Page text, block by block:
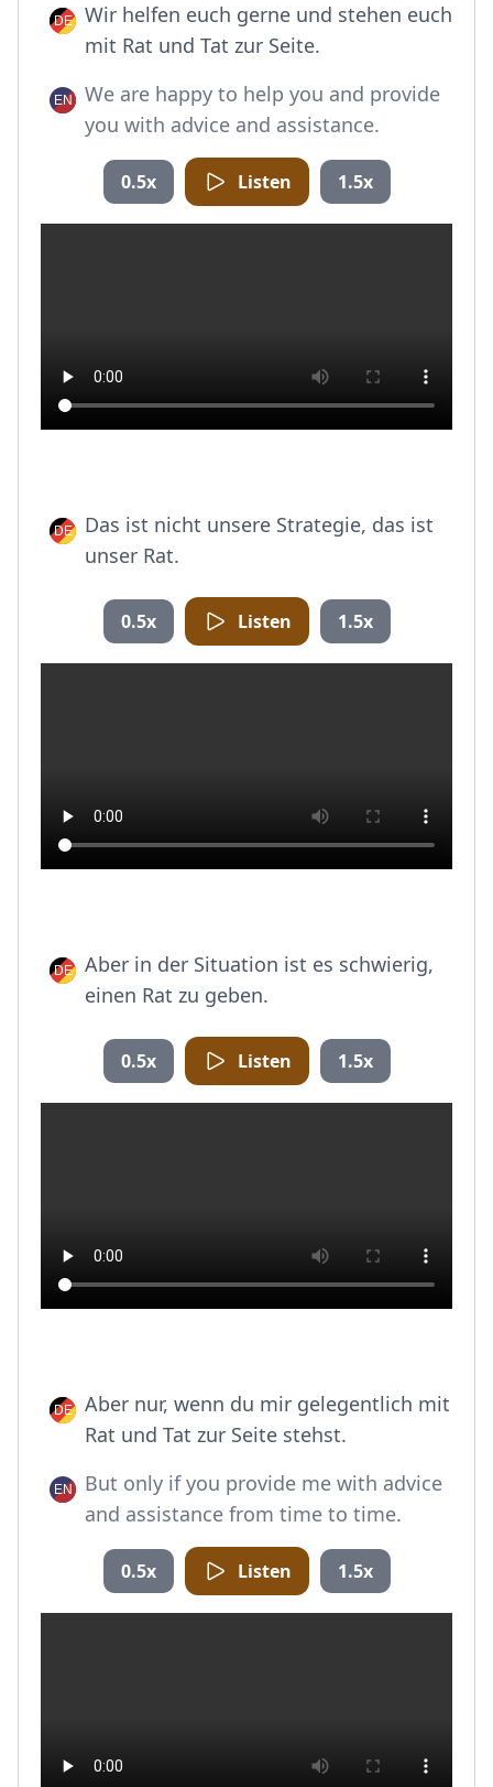
Wir helfen euch gerne und stehen euch
mit Rat und Tat zur Seite.
We are happy to help you and provide
you with advice and assistance.
0.5x Listen 1.5x
Das ist nicht unsere Strategie, das ist
unser Rat.
0.5x Listen 1.5x
Aber in der Situation ist es schwierig,
einen Rat zu geben.
0.5x Listen 1.5x
Aber nur, wenn du mir gelegentlich mit
Rat und Tat zur Seite stehst.
But only if you provide me with advice
and assistance from time to time.
0.5x Listen 1.5x